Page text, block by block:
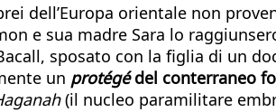
dell’Europa orientale non
e sua madre Sara lo
sposato con la figlia di un
un protégédel conterraneo
(il nucleo paramilitare